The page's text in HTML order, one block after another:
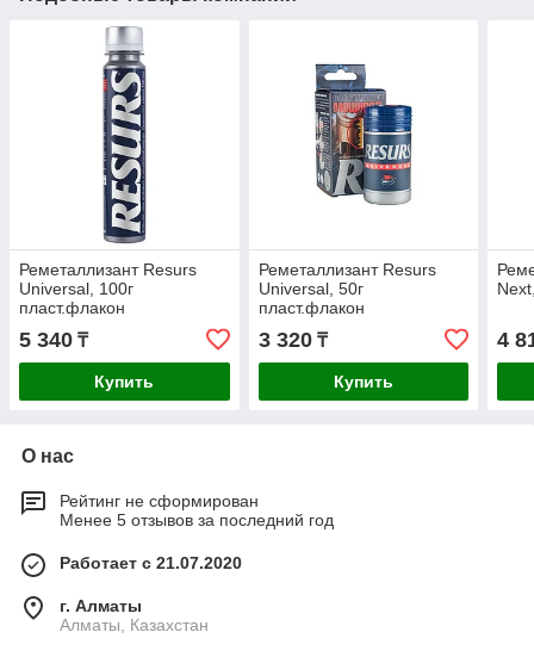
Реметаллизант Resurs
Universal, 100г
пласт.флакон
5 340 ₸
Купить
Реметаллизант Resurs
Universal, 50г
пласт.флакон
3 320₸
Купить
4
О нас
Рейтинг не сформирован
Менее 5 отзывов за последний год
Работает с 21.07.2020
г. Алматы
Алматы, Казахстан